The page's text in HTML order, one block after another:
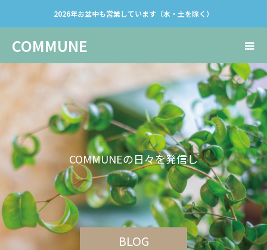
2026年お盆中も営業しています（水・土を除く）
COMMUNE
BLOG
CO MUNEの日々を発信していきます